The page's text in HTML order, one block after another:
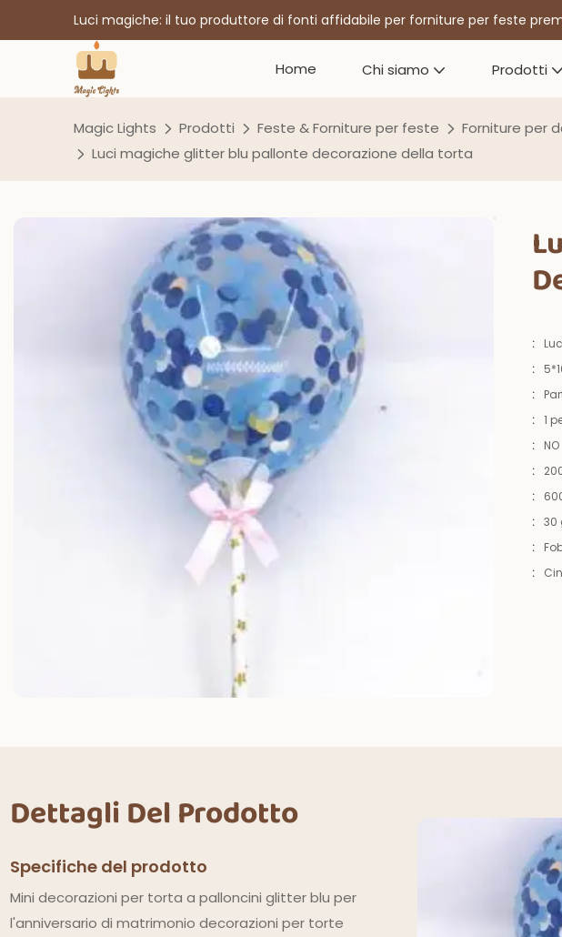
Luci magiche: il tuo produttore di fonti affidabile per forniture per feste
Home Chi siamo Prodotti
Magic Lights Prodotti Feste & Forniture per feste Forniture per
Luci magiche glitter blu pallonte decorazione della torta
:
:
:
: 1
:
NO
:
:
: 30
:
:
Dettagli Del Prodotto
Specifiche del prodotto
Mini decorazioni per torta a palloncini glitter blu per
l'anniversario di matrimonio decorazioni per torte